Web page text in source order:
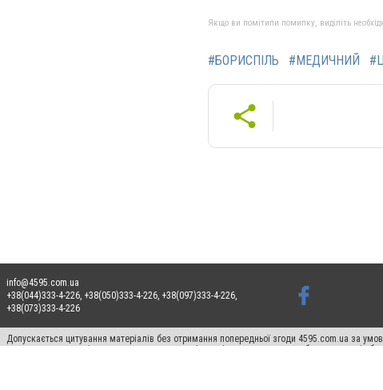
Якщо ви помітили помилку, виділіть
#БОРИСПІЛЬ #МЕДИЧНИЙ
info@4595.com.ua
+38(044)333-4-226, +38(050)333-4-226, +38(097)333-4-226,
+38(073)333-4-226
Допускається цитування матеріалів без отримання попередньої згоди 4595.com.ua за
пошукових систем гіперпосилання на цитовані статті не нижче другого абзацу в тексті